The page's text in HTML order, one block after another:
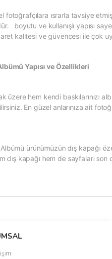
fotoğrafçılara ısrarla tavsiye
boyutu ve kullanışlı yapısı
kalitesi ve güvencesi ile çok
Yapısı ve Özellikleri
üzere hem kendi
En güzel anlarınıza ait
ürünümüzün dış kapağı
dış kapağı hem de sayfaları
siz yapın!